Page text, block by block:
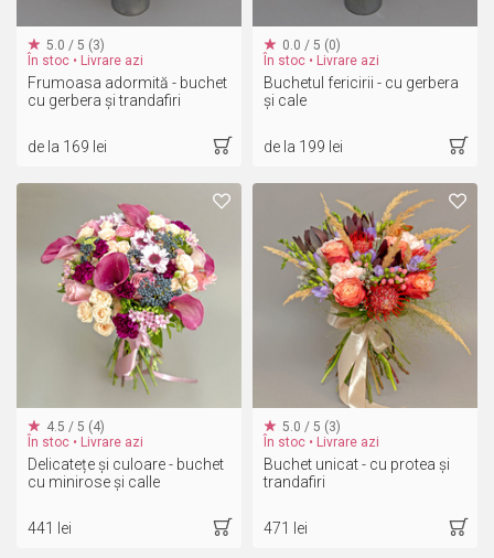
5.0 / 5 (3)
În stoc • Livrare azi
Frumoasa adormită - buchet
cu gerbera și trandafiri
de la 169 lei
0.0 / 5 (0)
În stoc • Livrare azi
Buchetul fericirii - cu gerbera
și cale
de la 199 lei
4.5 / 5 (4)
În stoc • Livrare azi
Delicatețe și culoare - buchet
cu minirose și calle
441 lei
5.0 / 5 (3)
În stoc • Livrare azi
Buchet unicat - cu protea și
trandafiri
471 lei